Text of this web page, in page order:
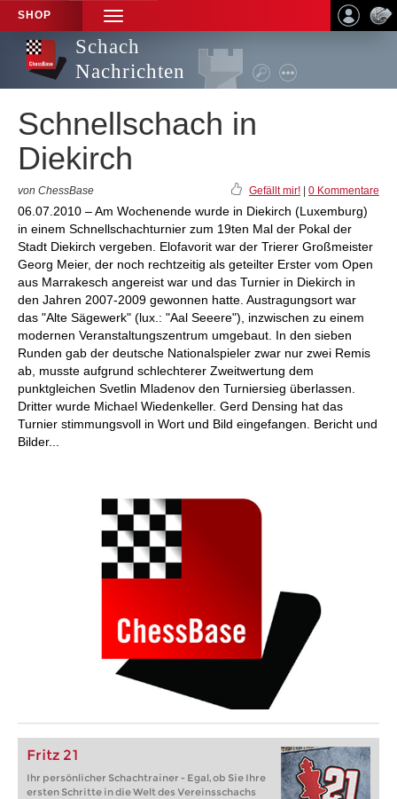
SHOP
TOGGLE
NAVIGATION
Schach
Nachrichten
Schnellschach in
Diekirch
von ChessBase Gefällt mir! 0 Kommentare
06.07.2010 – Am Wochenende wurde in Diekirch (Luxemburg)
in einem Schnellschachturnier zum 19ten Mal der Pokal der
Stadt Diekirch vergeben. Elofavorit war der Trierer Großmeister
Georg Meier, der noch rechtzeitig als geteilter Erster vom Open
aus Marrakesch angereist war und das Turnier in Diekirch in
den Jahren 2007-2009 gewonnen hatte. Austragungsort war
das "Alte Sägewerk" (lux.: "Aal Seeere"), inzwischen zu einem
modernen Veranstaltungszentrum umgebaut. In den sieben
Runden gab der deutsche Nationalspieler zwar nur zwei Remis
ab, musste aufgrund schlechterer Zweitwertung dem
punktgleichen Svetlin Mladenov den Turniersieg überlassen.
Dritter wurde Michael Wiedenkeller. Gerd Densing hat das
Turnier stimmungsvoll in Wort und Bild eingefangen. Bericht und
Bilder...
Fritz 21
Ihr persönlicher Schachtrainer - Egal, ob Sie Ihre
ersten Schritte in die Welt des Vereinsschachs